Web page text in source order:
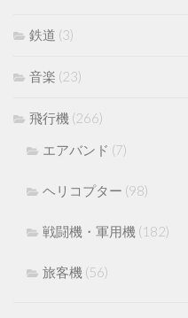
鉄道 (3)
音楽 (23)
飛行機 (266)
エアバンド (7)
ヘリコプター (98)
戦闘機・軍用機 (182)
旅客機 (56)